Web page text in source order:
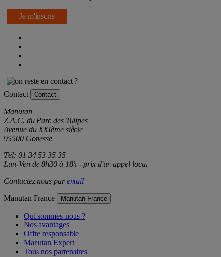
Je m'inscris
Contact
Manutan
Z.A.C. du Parc des Tulipes
Avenue du XXIème siècle
Tél: 01 34 53 35 35
Manutan France
Qui sommes-nous ?
Nos avantages
Offre responsable
Manutan Expert